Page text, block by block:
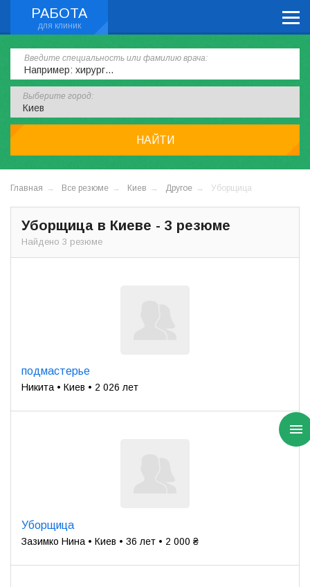
РАБОТА
Введите специальность или фамилию врача:
Выберите город:
НАЙТИ
Главная Все резюме Киев Другое Уборщица
Уборщица в Киеве - 3 резюме
Найдено 3 резюме
подмастерье
Никита • Киев • 2 026 лет
Уборщица
Зазимко Нина • Киев • 36 лет • 2 000 ₴